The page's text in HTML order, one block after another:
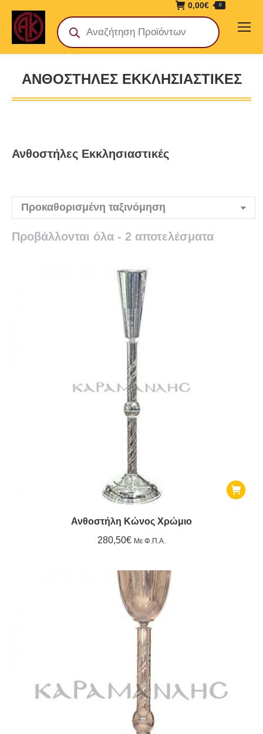
0,00€ 0
Products
search
ΑΝΘΟΣΤΉΛΕΣ ΕΚΚΛΗΣΙΑΣΤΙΚΈΣ
You are here:
Ανθοστήλες Εκκλησιαστικές
Προβάλλονται όλα - 2 αποτελέσματα
Ανθοστήλη Κώνος Χρώμιο
280,50€ Με Φ.Π.Α.